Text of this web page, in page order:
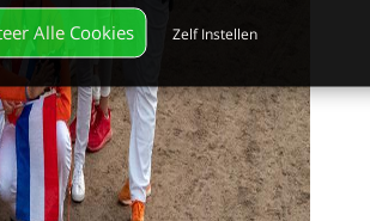
Alle Cookies Zelf Instellen